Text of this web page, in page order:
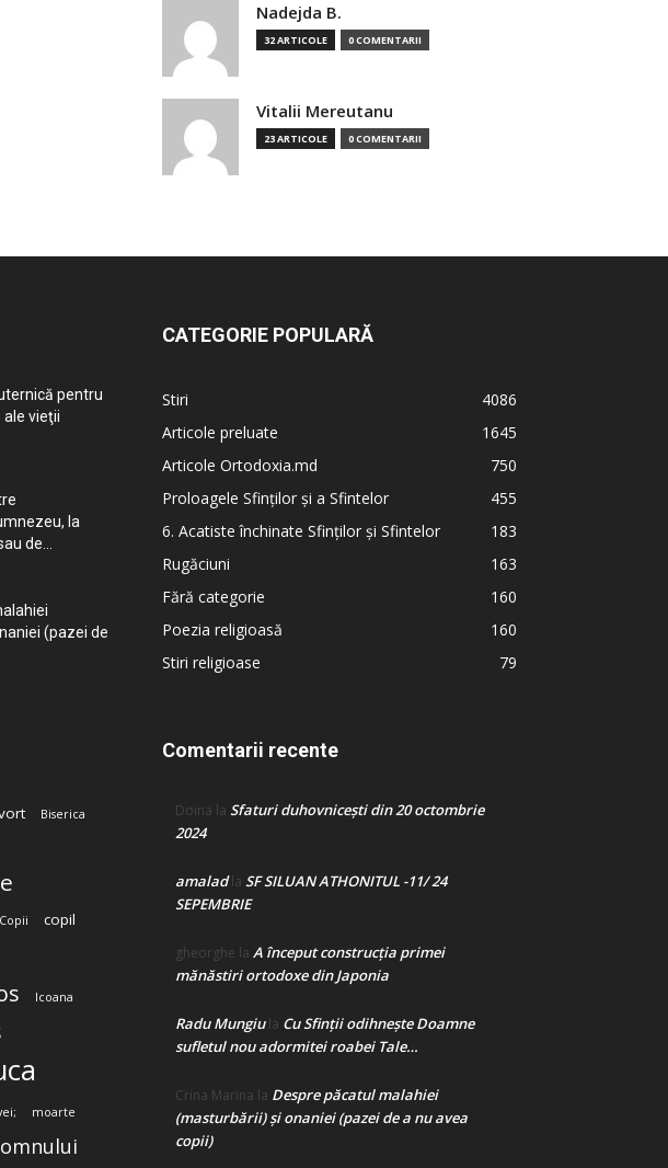
Nadejda B.
32 ARTICOLE 0 COMENTARII
Vitalii Mereutanu
23 ARTICOLE 0 COMENTARII
pentru
vieţii
la
de...
(pazei de
Biserica
Copii
copil
Icoana
moarte
CATEGORIE POPULARĂ
Stiri
4086
Articole preluate
1645
Articole Ortodoxia.md
750
Proloagele Sfinților și a Sfintelor
455
6. Acatiste închinate Sfinților și Sfintelor
183
Rugăciuni
163
Fără categorie
160
Poezia religioasă
160
Stiri religioase
79
Comentarii recente
Doina la Sfaturi duhovnicești din 20 octombrie
2024
amaladla SF SILUAN ATHONITUL -11/ 24
SEPEMBRIE
gheorghe la A început construcţia primei
mănăstiri ortodoxe din Japonia
Radu Mungiula Cu Sfinții odihnește Doamne
sufletul nou adormitei roabei Tale…
Crina Marina la Despre păcatul malahiei
(masturbării) şi onaniei (pazei de a nu avea
copii)